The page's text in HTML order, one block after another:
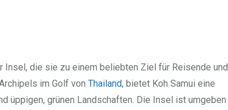
die sie zu einem beliebten Ziel für Reisende und
im Golf von Thailand, bietet Koh Samui eine
üppigen, grünen Landschaften. Die Insel ist umgeben